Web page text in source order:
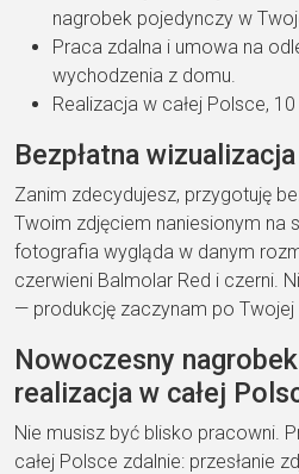
nagrobek pojedynczy w
Praca zdalna i umowa na
wychodzenia z domu.
Realizacja w całej Polsce,
Bezpłatna
Zanim zdecydujesz, przygotuję
Twoim zdjęciem naniesionym na
fotografia wygląda w danym
czerwieni Balmolar Red i czerni.
— produkcję zaczynam po Twojej
Nowoczesny
realizacja w całej
Nie musisz być blisko pracowni.
całej Polsce zdalnie: przesłanie